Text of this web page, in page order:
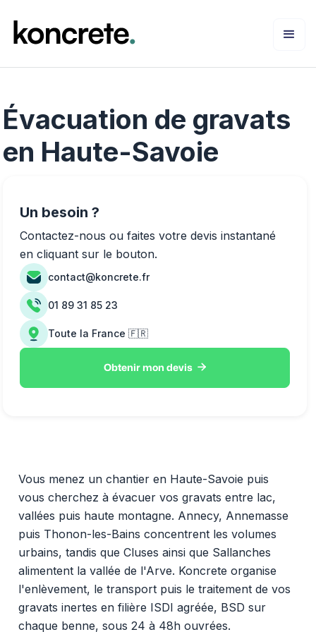
Évacuation de gravats
en Haute-Savoie
Vous menez un chantier en Haute-Savoie puis
vous cherchez à évacuer vos gravats entre lac,
vallées puis haute montagne. Annecy, Annemasse
puis Thonon-les-Bains concentrent les volumes
urbains, tandis que Cluses ainsi que Sallanches
alimentent la vallée de l'Arve. Koncrete organise
l'enlèvement, le transport puis le traitement de vos
gravats inertes en filière ISDI agréée, BSD sur
chaque benne, sous 24 à 48h ouvrées.
Un besoin ?
Contactez-nous ou faites votre devis instantané
en cliquant sur le bouton.
contact@koncrete.fr
01 89 31 85 23
Toute la France 🇫🇷
Obtenir mon devis 